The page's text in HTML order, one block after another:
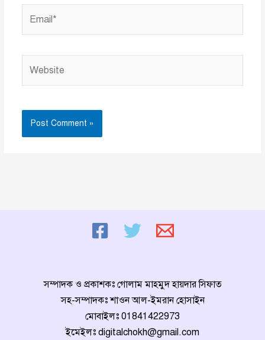
সম্পাদক ও প্রকাশকঃ গোলাম মাহমুদ হায়দার সিফাত
সহ-সম্পাদকঃ শাওন আল-ইমরান হোসাইন
মোবাইলঃ 01841422973
ইমেইলঃ digitalchokh@gmail.com